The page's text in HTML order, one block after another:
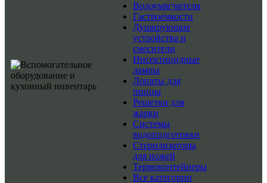
Водоумягчители
Гастроемкости
Душирующие
устройства и
смесители
Инсектицидные
лампы
Лопаты для
пиццы
Решетки для
жарки
Системы
водоподготовки
Стерилизаторы
для ножей
Термоконтейнеры
Все категории